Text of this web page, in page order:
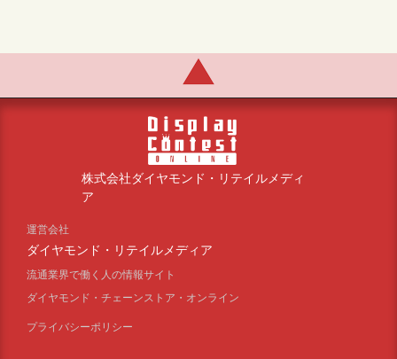
株式会社ダイヤモンド・リテイルメディ
ア
運営会社
ダイヤモンド・リテイルメディア
流通業界で働く人の情報サイト
ダイヤモンド・チェーンストア・オンライン
プライバシーポリシー